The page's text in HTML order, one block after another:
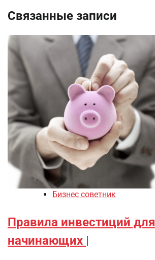
Связанные записи
Бизнес советник
Правила инвестиций для
начинающих |